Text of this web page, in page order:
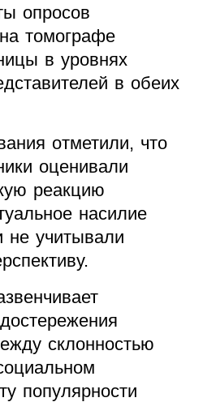
опросов
томографе
в уровнях
в обеих
отметили, что
оценивали
реакцию
насилие
не учитывали
склонностью
популярности